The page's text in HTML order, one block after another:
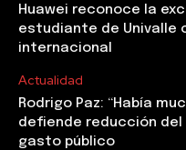
Huawei reconoce la
estudiante de
internacional
Actualidad
Rodrigo Paz: “Había
defiende reducción
gasto público